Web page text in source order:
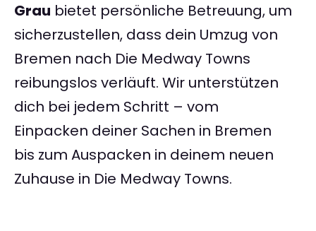
Grau bietet persönliche Betreuung, um
sicherzustellen, dass dein Umzug von
Bremen nach Die Medway Towns
reibungslos verläuft. Wir unterstützen
dich bei jedem Schritt – vom
Einpacken deiner Sachen in Bremen
bis zum Auspacken in deinem neuen
Zuhause in Die Medway Towns.